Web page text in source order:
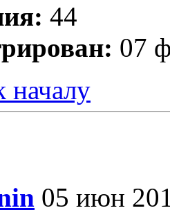
44
07
началу
05 июн